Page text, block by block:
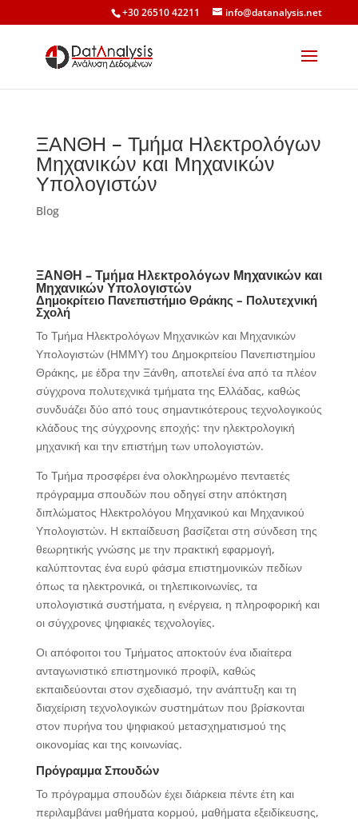
+30 26510 42211 info@datanalysis.net
ΞΑΝΘΗ – Τμήμα Ηλεκτρολόγων
Μηχανικών και Μηχανικών
Υπολογιστών
Blog
ΞΑΝΘΗ – Τμήμα Ηλεκτρολόγων Μηχανικών και
Μηχανικών Υπολογιστών
Δημοκρίτειο Πανεπιστήμιο Θράκης – Πολυτεχνική
Σχολή
Το Τμήμα Ηλεκτρολόγων Μηχανικών και Μηχανικών
Υπολογιστών (ΗΜΜΥ) του Δημοκριτείου Πανεπιστημίου
Θράκης, με έδρα την Ξάνθη, αποτελεί ένα από τα πλέον
σύγχρονα πολυτεχνικά τμήματα της Ελλάδας, καθώς
συνδυάζει δύο από τους σημαντικότερους τεχνολογικούς
κλάδους της σύγχρονης εποχής: την ηλεκτρολογική
μηχανική και την επιστήμη των υπολογιστών.
Το Τμήμα προσφέρει ένα ολοκληρωμένο πενταετές
πρόγραμμα σπουδών που οδηγεί στην απόκτηση
διπλώματος Ηλεκτρολόγου Μηχανικού και Μηχανικού
Υπολογιστών. Η εκπαίδευση βασίζεται στη σύνδεση της
θεωρητικής γνώσης με την πρακτική εφαρμογή,
καλύπτοντας ένα ευρύ φάσμα επιστημονικών πεδίων
όπως τα ηλεκτρονικά, οι τηλεπικοινωνίες, τα
υπολογιστικά συστήματα, η ενέργεια, η πληροφορική και
οι σύγχρονες ψηφιακές τεχνολογίες.
Οι απόφοιτοι του Τμήματος αποκτούν ένα ιδιαίτερα
ανταγωνιστικό επιστημονικό προφίλ, καθώς
εκπαιδεύονται στον σχεδιασμό, την ανάπτυξη και τη
διαχείριση τεχνολογικών συστημάτων που βρίσκονται
στον πυρήνα του ψηφιακού μετασχηματισμού της
οικονομίας και της κοινωνίας.
Πρόγραμμα Σπουδών
Το πρόγραμμα σπουδών έχει διάρκεια πέντε έτη και
περιλαμβάνει μαθήματα κορμού, μαθήματα εξειδίκευσης,